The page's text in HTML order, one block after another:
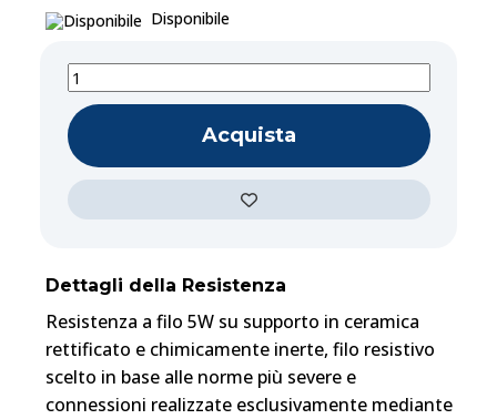
Disponibile
Acquista
Dettagli della Resistenza
Resistenza a filo 5W su supporto in ceramica
rettificato e chimicamente inerte, filo resistivo
scelto in base alle norme più severe e
connessioni realizzate esclusivamente mediante